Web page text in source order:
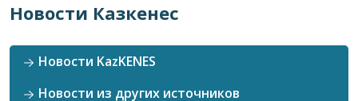
Новости Казкенес
Новости KazKENES
Новости из других источников